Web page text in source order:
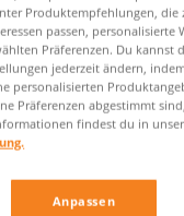
Produktempfehlungen, die
passen, personalisierte
Präferenzen. Du kannst
jederzeit ändern,
personalisierten
Präferenzen abgestimmt
findest du in
Anpassen